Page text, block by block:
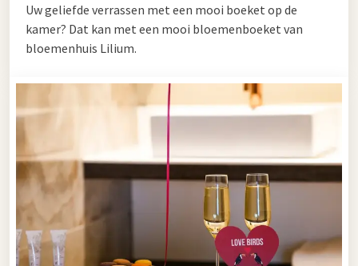
Uw geliefde verrassen met een mooi boeket op de
kamer? Dat kan met een mooi bloemenboeket van
bloemenhuis Lilium.